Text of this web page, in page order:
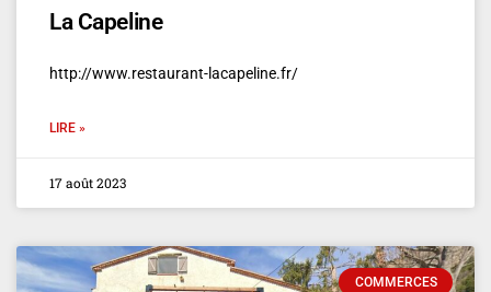
La Capeline
http://www.restaurant-lacapeline.fr/
LIRE »
17 août 2023
COMMERCES